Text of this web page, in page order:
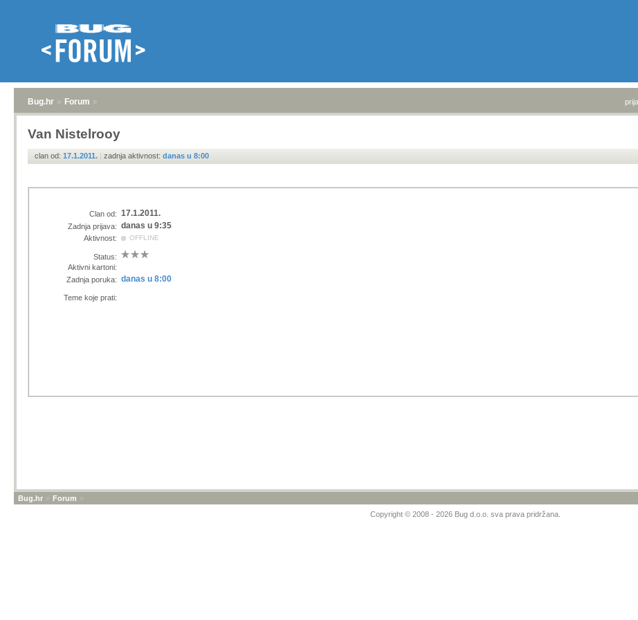
Bug.hr » Forum »
Van Nistelrooy
clan od: 17.1.2011. | zadnja aktivnost: danas u 8:00
Clan od: 17.1.2011.
Zadnja prijava: danas u 9:35
Aktivnost: OFFLINE
Status:
Aktivni kartoni:
Zadnja poruka: danas u 8:00
Teme koje prati:
Bug.hr » Forum »
Copyright © 2008 - 2026 Bug d.o.o. sva prava pridržana.